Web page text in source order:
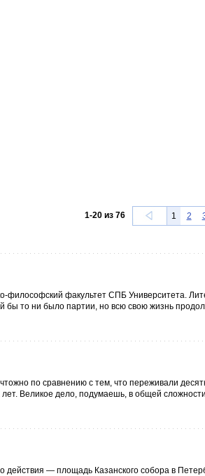
1-20из 76 1 2
философский факультет СПБ Университета.
бы то ни было партии, но всю свою жизнь
по сравнению с тем, что переживали
Великое дело, подумаешь, в общей
— площадь Казанского собора в